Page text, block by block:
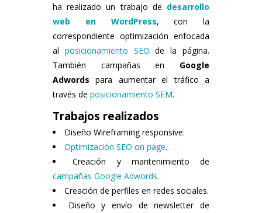
ha realizado un trabajo de desarrollo
web en WordPress, con la
correspondiente optimización enfocada
al posicionamiento SEO de la página.
También campañas en Google
Adwords para aumentar el tráfico a
través de posicionamiento SEM.
Trabajos realizados
Diseño Wireframing responsive.
Optimización SEO on page.
Creación y mantenimiento de
campañas Google Adwords.
Creación de perfiles en redes sociales.
Diseño y envío de newsletter de